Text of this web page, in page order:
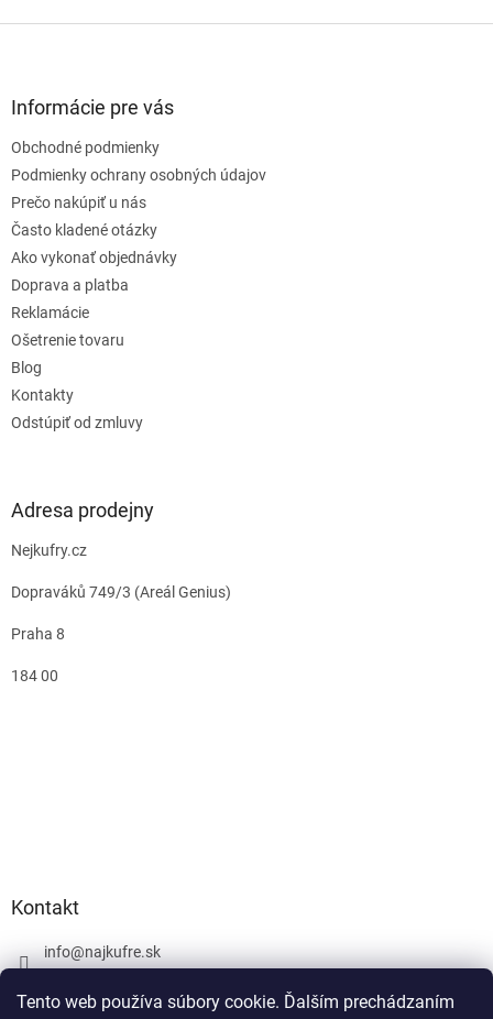
Tento web používa súbory cookie. Ďalším prechádzaním
Informácie pre vás
Obchodné podmienky
Podmienky ochrany osobných údajov
Prečo nakúpiť u nás
Často kladené otázky
Ako vykonať objednávky
Doprava a platba
Reklamácie
Ošetrenie tovaru
Blog
Kontakty
Odstúpiť od zmluvy
Adresa prodejny
Nejkufry.cz
Dopraváků 749/3 (Areál Genius)
Praha 8
184 00
Kontakt
info@najkufre.sk